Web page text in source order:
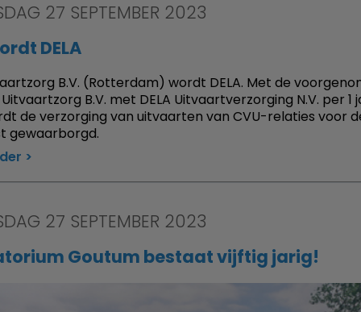
27 SEPTEMBER 2023
DELA
B.V. (Rotterdam) wordt DELA. Met de
B.V. met DELA Uitvaartverzorging N.V. per 1
de verzorging van uitvaarten van CVU-relaties voor
gewaarborgd.
27 SEPTEMBER 2023
Goutum bestaat vijftig jarig!